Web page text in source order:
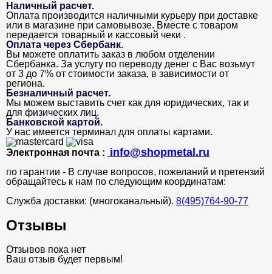
Наличный расчет.
Оплата производится наличными курьеру при доставке
или в магазине при самовывозе. Вместе с товаром
передается товарный и кассовый чеки .
Оплата через Сбербанк.
Вы можете оплатить заказ в любом отделении
Сбербанка. За услугу по переводу денег с Вас возьмут
от 3 до 7% от стоимости заказа, в зависимости от
региона.
Безналичный расчет.
Мы можем выставить счет как для юридических, так и
для физических лиц.
Банковской картой.
У нас имеется терминал для оплаты картами.
Электронная почта : info@shopmetal.ru
по гарантии - В случае вопросов, пожеланий и претензий
обращайтесь к нам по следующим координатам:
Служба доставки: (многоканальный). 8(495)764-90-77
Отзывы
Отзывов пока нет
Ваш отзыв будет первым!